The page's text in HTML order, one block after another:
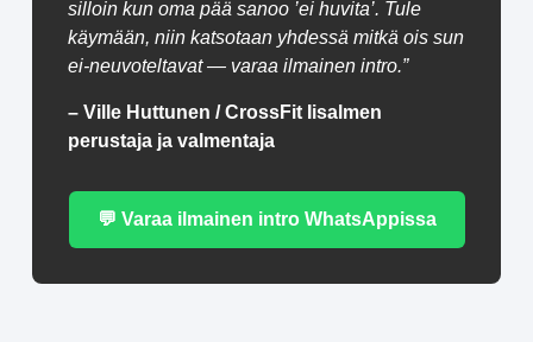
silloin kun oma pää sanoo ’ei huvita’. Tule
käymään, niin katsotaan yhdessä mitkä ois sun
ei-neuvoteltavat — varaa ilmainen intro.”
– Ville Huttunen / CrossFit Iisalmen
perustaja ja valmentaja
💬 Varaa ilmainen intro WhatsAppissa